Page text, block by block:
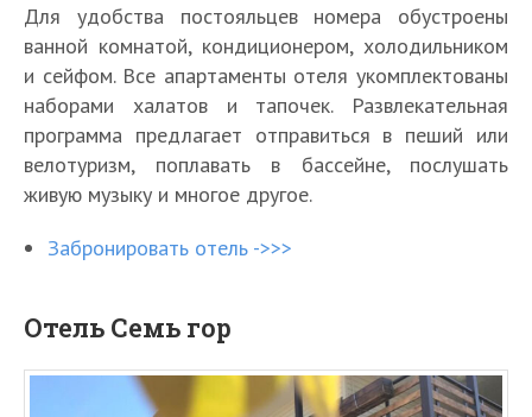
Для удобства постояльцев номера обустроены
ванной комнатой, кондиционером, холодильником
и сейфом. Все апартаменты отеля укомплектованы
наборами халатов и тапочек. Развлекательная
программа предлагает отправиться в пеший или
велотуризм, поплавать в бассейне, послушать
живую музыку и многое другое.
Забронировать отель ->>>
Отель Семь гор